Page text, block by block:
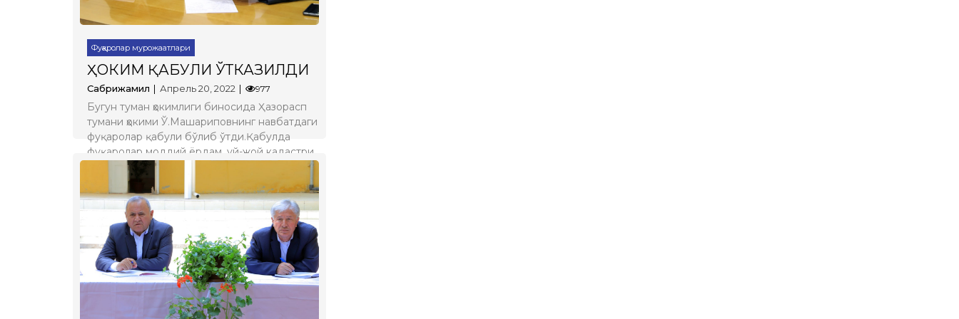
Фуқаролар мурожаатлари
ҲОКИМ ҚАБУЛИ ЎТКАЗИЛДИ
Сабрижамил Апрель 20, 2022 977
Бугун туман ҳокимлиги биносида Ҳазорасп
тумани ҳокими Ў.Машариповнинг навбатдаги
фуқаролар қабули бўлиб ўтди.Қабулда
фуқаролар моддий ёрдам, уй-жой кадастри,
газ таъминоти, бола пули, даволаниш, иш
билан бандлик масалалари бўйича
мурожаат қилдилар.
Батафсил